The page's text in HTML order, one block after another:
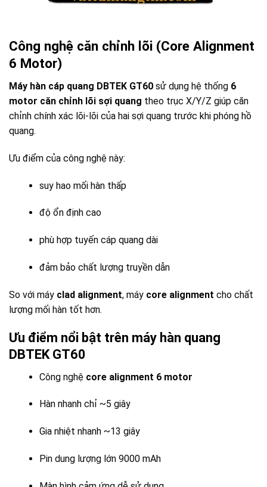
Công nghệ căn chỉnh lõi (Core Alignment
6 Motor)
Máy hàn cáp quang DBTEK GT60 sử dụng hệ thống 6
motor căn chỉnh lõi sợi quang theo trục X/Y/Z giúp căn
chỉnh chính xác lõi-lõi của hai sợi quang trước khi phóng hồ
quang.
Ưu điểm của công nghệ này:
suy hao mối hàn thấp
độ ổn định cao
phù hợp tuyến cáp quang dài
đảm bảo chất lượng truyền dẫn
So với máy clad alignment, máy core alignment cho chất
lượng mối hàn tốt hơn.
Ưu điểm nổi bật trên máy hàn quang
DBTEK GT60
Công nghệ core alignment 6 motor
Hàn nhanh chỉ ~5 giây
Gia nhiệt nhanh ~13 giây
Pin dung lượng lớn 9000 mAh